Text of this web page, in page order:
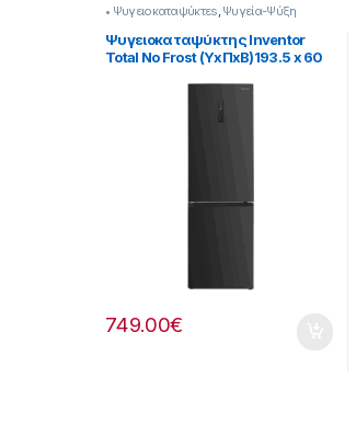
• Ψυγειοκαταψύκτεs Ψυγεία-Ψύξη
Ψυγειοκαταψύκτης Inventor
Total No Frost (ΥxΠxΒ)193.5 x 60
ενεργειακή κλάση Ε
749.00€